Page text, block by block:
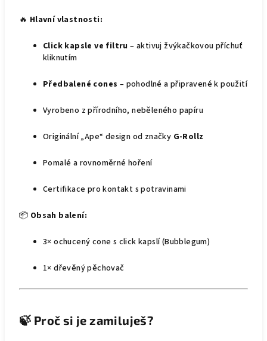
🔥 Hlavní vlastnosti:
Click kapsle ve filtru – aktivuj žvýkačkovou příchuť
kliknutím
Předbalené cones – pohodlné a připravené k použití
Vyrobeno z přírodního, neběleného papíru
Originální „Ape“ design od značky G-Rollz
Pomalé a rovnoměrné hoření
Certifikace pro kontakt s potravinami
📦 Obsah balení:
3× ochucený cone s click kapslí (Bubblegum)
1× dřevěný pěchovač
🍃 Proč si je zamiluješ?